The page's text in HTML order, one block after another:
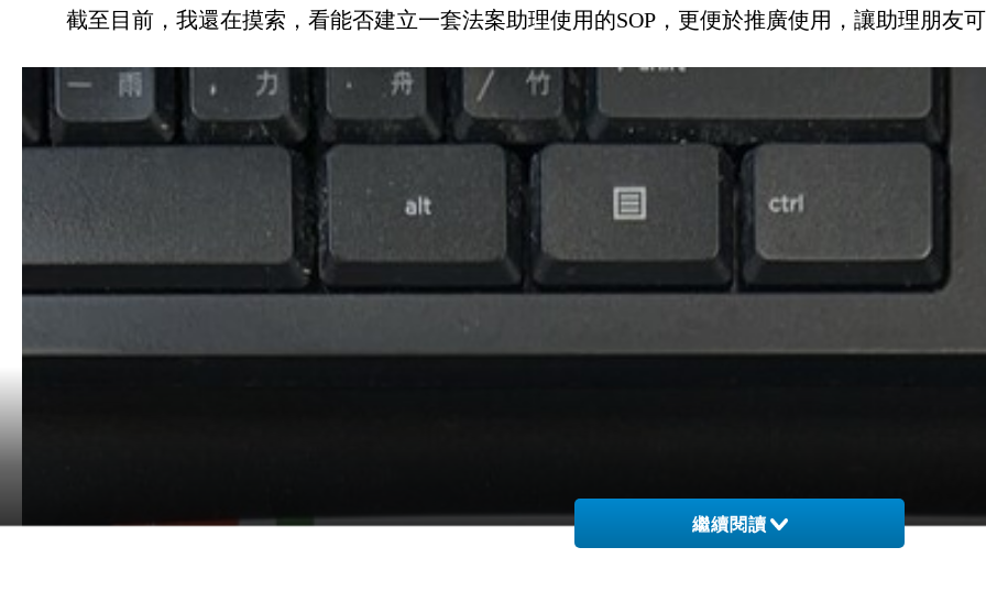
截至目前，我還在摸索，看能否建立一套法案助理使用的SOP ，更便於推廣使用，讓助理朋友
繼續閱讀